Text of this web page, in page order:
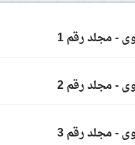
- مجلد رقم 1
- مجلد رقم 2
- مجلد رقم 3